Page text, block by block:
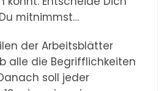
mitnimmst…
der Arbeitsblätter
alle die Begrifflichkeiten
soll jeder